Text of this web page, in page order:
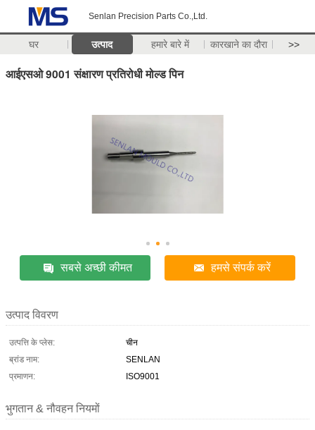
Senlan Precision Parts Co.,Ltd.
घर उत्पाद हमारे बारे में कारखाने का दौरा >>
आईएसओ 9001 संक्षारण प्रतिरोधी मोल्ड पिन
सबसे अच्छी कीमत हमसे संपर्क करें
उत्पाद विवरण
उत्पत्ति के प्लेस:
चीन
ब्रांड नाम:
SENLAN
प्रमाणन:
ISO9001
भुगतान & नौवहन नियमों